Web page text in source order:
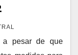
a pesar de que